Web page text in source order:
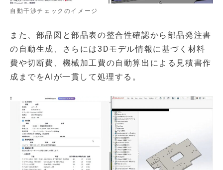
自動干渉チェックのイメージ
また、部品図と部品表の整合性確認から部品発注書
の自動生成、さらには3Dモデル情報に基づく材料
費や切断費、機械加工費の自動算出による見積書作
成までをAIが一貫して処理する。